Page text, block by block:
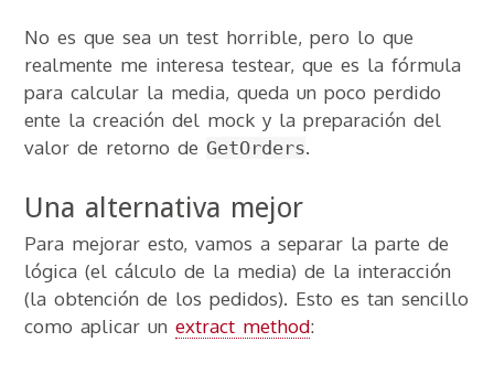
No es que sea un test horrible, pero lo que
realmente me interesa testear, que es la fórmula
para calcular la media, queda un poco perdido
ente la creación del mock y la preparación del
valor de retorno de GetOrders.
Una alternativa mejor
Para mejorar esto, vamos a separar la parte de
lógica (el cálculo de la media) de la interacción
(la obtención de los pedidos). Esto es tan sencillo
como aplicar unextract method: